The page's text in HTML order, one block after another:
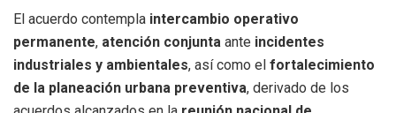
El acuerdo contempla intercambio operativo
permanente, atención conjunta ante incidentes
industriales y ambientales, así como el fortalecimiento
de la planeación urbana preventiva, derivado de los